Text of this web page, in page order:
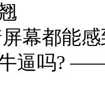
幕都能
逼吗?